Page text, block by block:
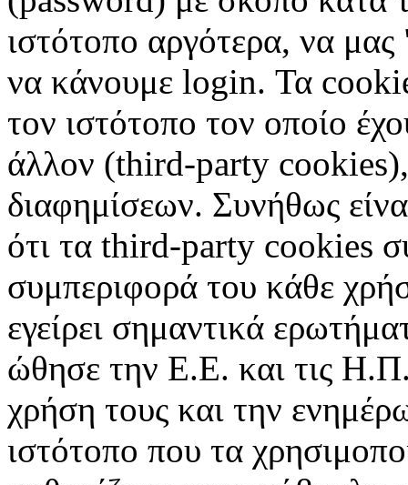
ιστότοπο αργότερα, να μας
να κάνουμε login. Τα
τον ιστότοπο τον οποίο
άλλον (third-party
διαφημίσεων. Συνήθως
ότι τα third-party cookies
συμπεριφορά του κάθε
εγείρει σημαντικά
ώθησε την Ε.Ε. και τις
χρήση τους και την
ιστότοπο που τα